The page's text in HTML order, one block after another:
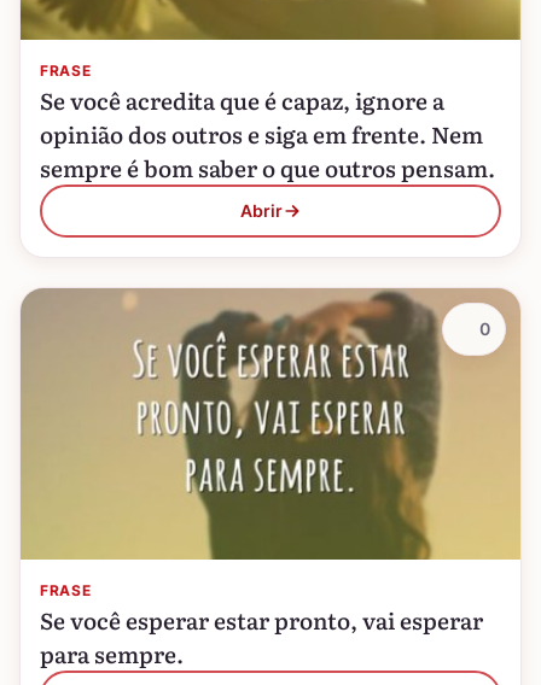
FRASE
Se você acredita que é capaz, ignore a
opinião dos outros e siga em frente. Nem
sempre é bom saber o que outros pensam.
Abrir
FRASE
Se você esperar estar pronto, vai esperar
para sempre.
0